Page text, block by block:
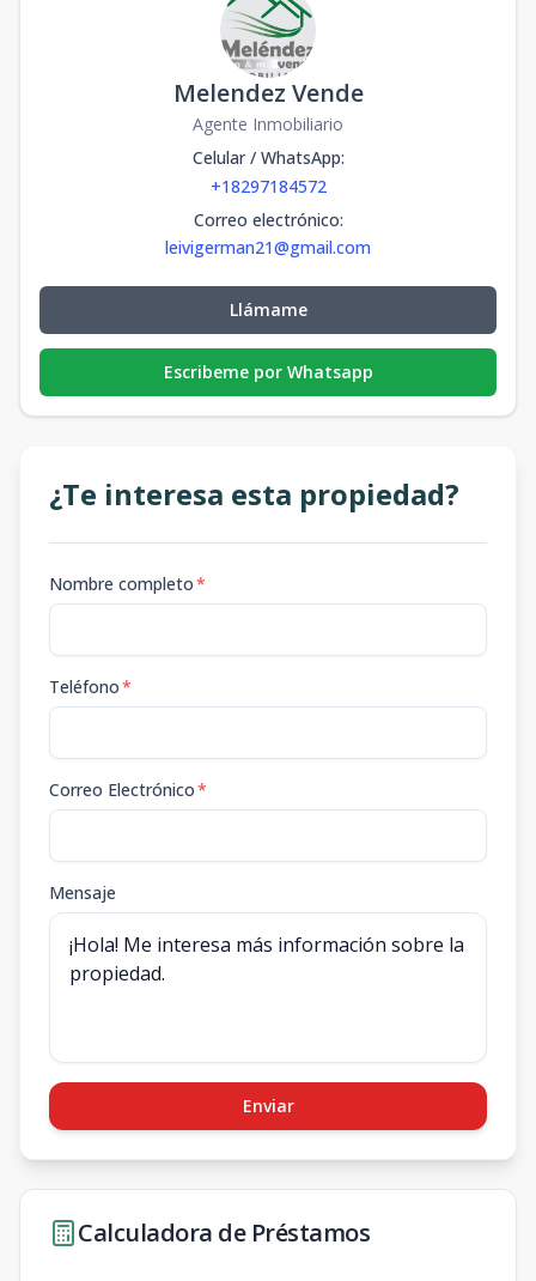
Melendez Vende
Agente Inmobiliario
Celular / WhatsApp:
+18297184572
Correo electrónico:
leivigerman21@gmail.com
Llámame
Escribeme por Whatsapp
¿Te interesa esta propiedad?
Nombre completo*
Teléfono*
Correo Electrónico*
Mensaje
Enviar
Calculadora de Préstamos